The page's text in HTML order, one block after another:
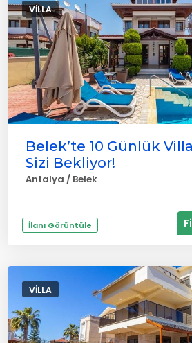
VILLA
Belek’te 10 Günlük
Sizi Bekliyor!
Antalya / Belek
İlanı Görüntüle
VILLA